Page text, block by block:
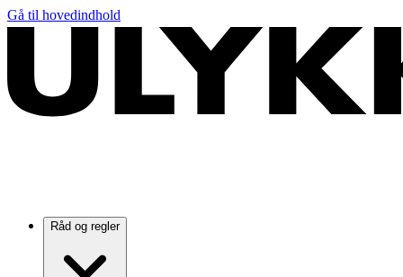
Gå til hovedindhold
Råd og regler